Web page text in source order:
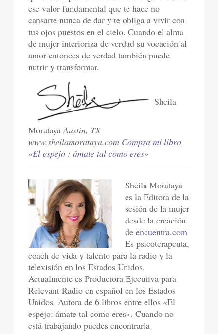
ese valor fundamental que te hace no
cansarte nunca de dar y te obliga a vivir con
tus ojos puestos en el cielo. Cuando el alma
de mujer interioriza de verdad su vocación al
amor entonces de verdad también puede
nutrir y transformar.
Sheila
MoratayaAustin, TX
www.sheilamorataya.com Compra mi libro
«El espejo : ámate tal como eres»
Sheila Morataya
es la Editora de la
sesión de la mujer
desde la creación
deencuentra.com
Es psicoterapeuta,
coach de vida y talento para la radio y la
televisión en los Estados Unidos.
Actualmente es Productora Ejecutiva para
Relevant Radio en español en los Estados
Unidos. Autora de 6 libros entre ellos «El
espejo: ámate tal como eres». Cuando no
está trabajando puedes encontrarla